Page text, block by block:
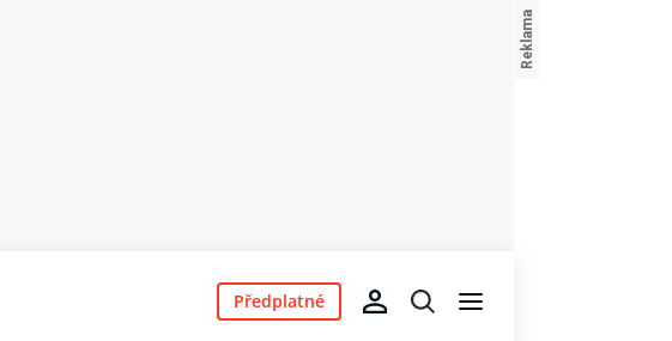
Předplatné